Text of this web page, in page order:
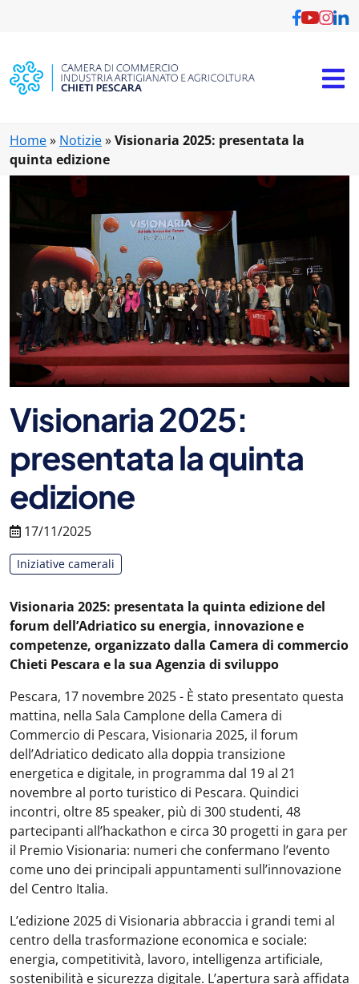
Home» Notizie»Visionaria 2025: presentata la
quinta edizione
Visionaria 2025:
presentata la quinta
edizione
17/11/2025
Iniziative camerali
Visionaria 2025: presentata la quinta edizione del
forum dell’Adriatico su energia, innovazione e
competenze, organizzato dalla Camera di commercio
Chieti Pescara e la sua Agenzia di sviluppo
Pescara, 17 novembre 2025 - È stato presentato questa
mattina, nella Sala Camplone della Camera di
Commercio di Pescara, Visionaria 2025, il forum
dell’Adriatico dedicato alla doppia transizione
energetica e digitale, in programma dal 19 al 21
novembre al porto turistico di Pescara. Quindici
incontri, oltre 85 speaker, più di 300 studenti, 48
partecipanti all’hackathon e circa 30 progetti in gara per
il Premio Visionaria: numeri che confermano l’evento
come uno dei principali appuntamenti sull’innovazione
del Centro Italia.
L’edizione 2025 di Visionaria abbraccia i grandi temi al
centro della trasformazione economica e sociale:
energia, competitività, lavoro, intelligenza artificiale,
sostenibilità e sicurezza digitale. L’apertura sarà affidata